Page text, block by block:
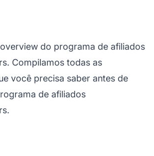
do programa de afiliados
Compilamos todas as
você precisa saber antes de
de afiliados